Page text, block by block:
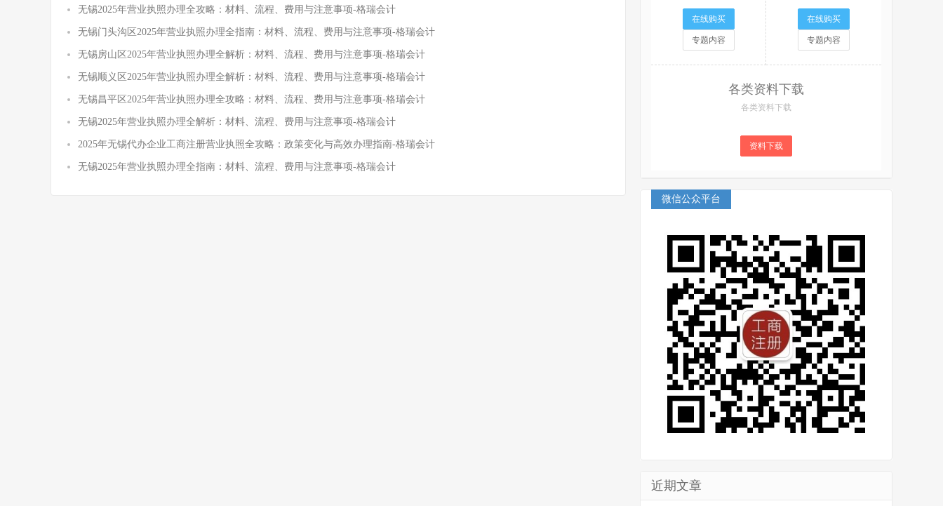
无锡2025年营业执照办理全攻略：材料、流程、费用与注意事项-格瑞会计
无锡门头沟区2025年营业执照办理全指南：材料、流程、费用与注意事项-格瑞会计
无锡房山区2025年营业执照办理全解析：材料、流程、费用与注意事项-格瑞会计
无锡顺义区2025年营业执照办理全解析：材料、流程、费用与注意事项-格瑞会计
无锡昌平区2025年营业执照办理全攻略：材料、流程、费用与注意事项-格瑞会计
无锡2025年营业执照办理全解析：材料、流程、费用与注意事项-格瑞会计
2025年无锡代办企业工商注册营业执照全攻略：政策变化与高效办理指南-格瑞会计
无锡2025年营业执照办理全指南：材料、流程、费用与注意事项-格瑞会计
在线购买
专题内容
在线购买
专题内容
各类资料下载
各类资料下载
资料下载
微信公众平台
近期文章